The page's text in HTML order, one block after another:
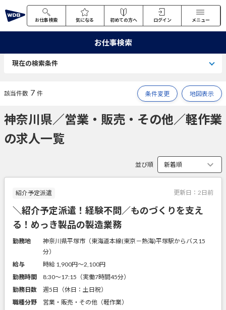
お仕事検索 気になる 初めての方へ ログイン メニュー
お仕事検索
現在の検索条件
該当件数 7 件 条件変更 地図表示
神奈川県／営業・販売・その他／軽作業
の求人一覧
並び順
紹介予定派遣 更新日： 2日前
＼紹介予定派遣！経験不問／ものづくりを支え
る！めっき製品の製造業務
勤務地
神奈川県平塚市（東海道本線(東京－熱海)平塚駅からバス15
分）
給与
時給 1,900円〜2,100円
勤務時間
8:30～17:15（実働7時間45分）
勤務日数
週5日（休日：土日祝）
職種分野
営業・販売・その他（軽作業）